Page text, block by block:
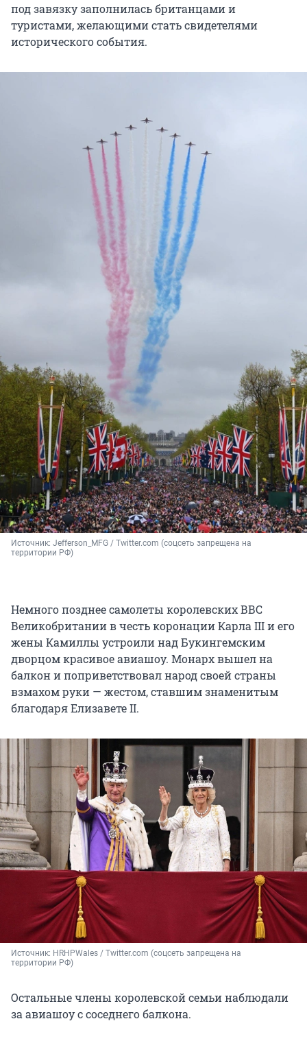
под завязку заполнилась британцами и
туристами, желающими стать свидетелями
исторического события.
Источник: Jefferson_MFG / Twitter.com (соцсеть запрещена на
территории РФ)
Немного позднее самолеты королевских ВВС
Великобритании в честь коронации Карла III и его
жены Камиллы устроили над Букингемским
дворцом красивое авиашоу. Монарх вышел на
балкон и поприветствовал народ своей страны
взмахом руки — жестом, ставшим знаменитым
благодаря Елизавете II.
Источник: HRHPWales / Twitter.com (соцсеть запрещена на
территории РФ)
Остальные члены королевской семьи наблюдали
за авиашоу с соседнего балкона.